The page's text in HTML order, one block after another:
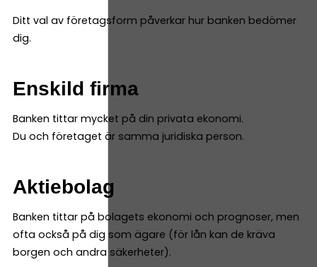
Ditt val av företagsform påverkar hur banken bedömer
dig.
Enskild firma
Banken tittar mycket på din privata ekonomi.
Du och företaget är samma juridiska person.
Aktiebolag
Banken tittar på bolagets ekonomi och prognoser, men
ofta också på dig som ägare (för lån kan de kräva
borgen och andra säkerheter).